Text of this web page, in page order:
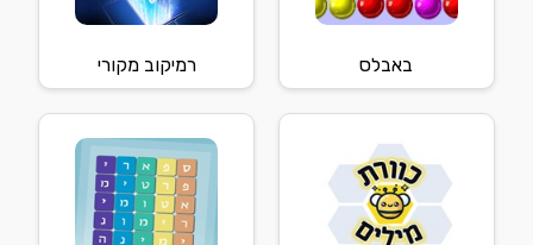
באבלס רמיקוב מקורי